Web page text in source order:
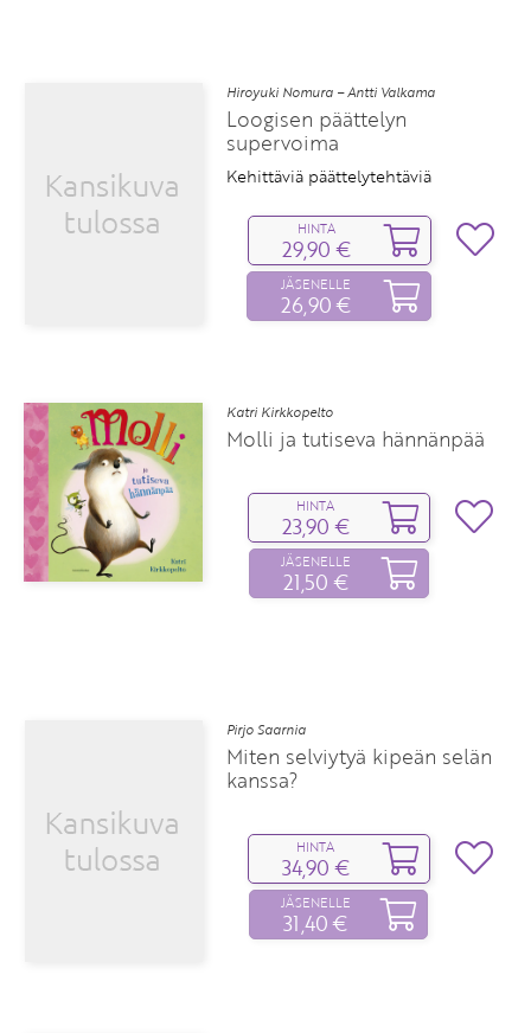
Hiroyuki Nomura – Antti Valkama
Loogisen päättelyn
supervoima
Kehittäviä päättelytehtäviä
HINTA
29,90 €
JÄSENELLE
26,90 €
Katri Kirkkopelto
Molli ja tutiseva hännänpää
HINTA
23,90 €
JÄSENELLE
21,50 €
Pirjo Saarnia
Miten selviytyä kipeän selän
kanssa?
HINTA
34,90 €
JÄSENELLE
31,40 €